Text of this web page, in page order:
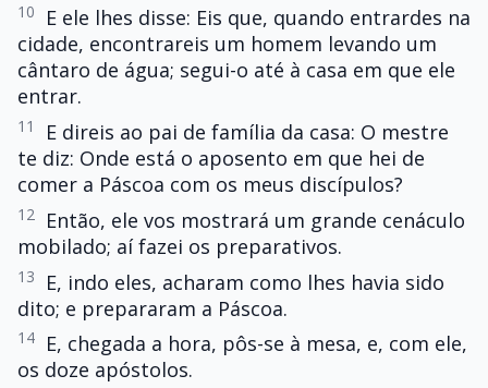
10
E ele lhes disse: Eis que, quando entrardes na
cidade, encontrareis um homem levando um
cântaro de água; segui-o até à casa em que ele
entrar.
11
E direis ao pai de família da casa: O mestre
te diz: Onde está o aposento em que hei de
comer a Páscoa com os meus discípulos?
12
Então, ele vos mostrará um grande cenáculo
mobilado; aí fazei os preparativos.
13
E, indo eles, acharam como lhes havia sido
dito; e prepararam a Páscoa.
14
E, chegada a hora, pôs-se à mesa, e, com ele,
os doze apóstolos.